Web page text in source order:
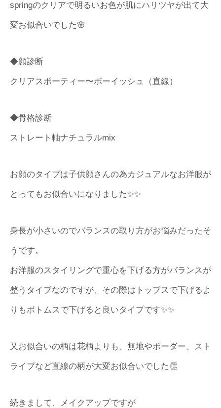
springのクリアで明るいお色が肌にハリツヤが出て大
変お似合いでした🌸
◆顔診断
クリアスポーティー〜ボーイッシュ（直線）
◆骨格診断
ストレート軸ナチュラルmix
お顔のタイプは子供顔さんの為カジュアルなお洋服が
とってもお似合いになりました✨✨
身長が小さいのでバランスの取り方がお悩みだったそ
うです。
お洋服のスタイリングで重心を下げる方がバランスが
整うタイプなのですが、その際はトップスで下げるよ
りもボトムスで下げると良いタイプです✨✨
又お似合いの柄は花柄よりも、無地やボーダー、スト
ライプなど直線の柄が大変お似合いでした👏
続きまして、メイクアップですが